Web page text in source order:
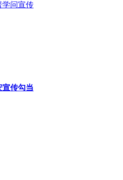
学问宣传
宣传勾当